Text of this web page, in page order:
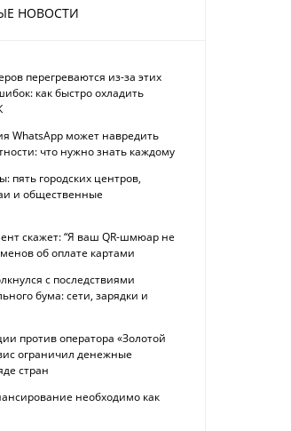
НОВОСТИ
перегреваются из-за этих
как быстро охладить
WhatsApp может навредить
что нужно знать каждому
пять городских центров,
и общественные
скажет: “Я ваш QR-шмюар не
об оплате картами
с последствиями
бума: сети, зарядки и
против оператора «Золотой
ограничил денежные
стран
необходимо как